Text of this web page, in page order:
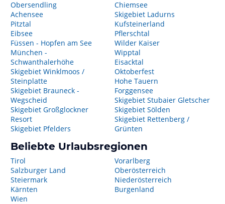
Obersendling
Achensee
Pitztal
Eibsee
Füssen - Hopfen am See
München -
Schwanthalerhöhe
Skigebiet Winklmoos /
Steinplatte
Skigebiet Brauneck -
Wegscheid
Skigebiet Großglockner
Resort
Skigebiet Pfelders
Chiemsee
Skigebiet Ladurns
Kufsteinerland
Pflerschtal
Wilder Kaiser
Wipptal
Eisacktal
Oktoberfest
Hohe Tauern
Forggensee
Skigebiet Stubaier Gletscher
Skigebiet Sölden
Skigebiet Rettenberg /
Grünten
Beliebte Urlaubsregionen
Tirol
Salzburger Land
Steiermark
Kärnten
Wien
Vorarlberg
Oberösterreich
Niederösterreich
Burgenland